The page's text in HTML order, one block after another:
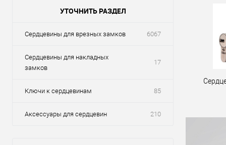
УТОЧНИТЬ РАЗДЕЛ
Сердцевины для врезных замков 6067
Сердцевины для накладных
замков
17
Ключи к сердцевинам 85
Аксессуары для сердцевин 210